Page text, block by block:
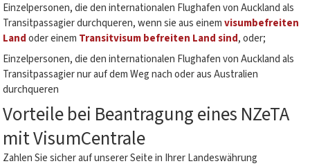
Einzelpersonen, die den internationalen Flughafen von Auckland als
Transitpassagier durchqueren, wenn sie aus einemvisumbefreiten
Landoder einem Transitvisum befreiten Land sind, oder;
Einzelpersonen, die den internationalen Flughafen von Auckland als
Transitpassagier nur auf dem Weg nach oder aus Australien
durchqueren
Vorteile bei Beantragung eines NZeTA
mit VisumCentrale
Zahlen Sie sicher auf unserer Seite in Ihrer Landeswährung